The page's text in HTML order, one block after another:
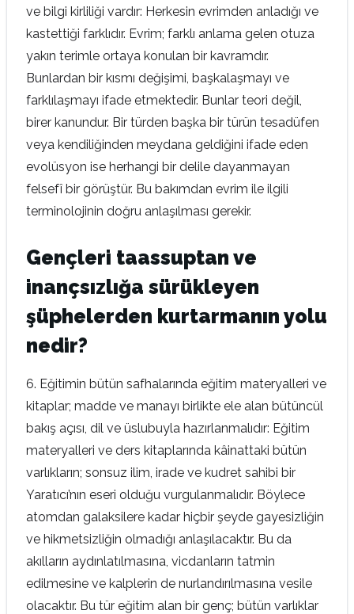
ve bilgi kirliliği vardır: Herkesin evrimden anladığı ve
kastettiği farklıdır. Evrim; farklı anlama gelen otuza
yakın terimle ortaya konulan bir kavramdır.
Bunlardan bir kısmı değişimi, başkalaşmayı ve
farklılaşmayı ifade etmektedir. Bunlar teori değil,
birer kanundur. Bir türden başka bir türün tesadüfen
veya kendiliğinden meydana geldiğini ifade eden
evolüsyon ise herhangi bir delile dayanmayan
felsefî bir görüştür. Bu bakımdan evrim ile ilgili
terminolojinin doğru anlaşılması gerekir.
Gençleri taassuptan ve
inançsızlığa sürükleyen
şüphelerden kurtarmanın yolu
nedir?
6. Eğitimin bütün safhalarında eğitim materyalleri ve
kitaplar; madde ve manayı birlikte ele alan bütüncül
bakış açısı, dil ve üslubuyla hazırlanmalıdır: Eğitim
materyalleri ve ders kitaplarında kâinattaki bütün
varlıkların; sonsuz ilim, irade ve kudret sahibi bir
Yaratıcı’nın eseri olduğu vurgulanmalıdır. Böylece
atomdan galaksilere kadar hiçbir şeyde gayesizliğin
ve hikmetsizliğin olmadığı anlaşılacaktır. Bu da
akılların aydınlatılmasına, vicdanların tatmin
edilmesine ve kalplerin de nurlandırılmasına vesile
olacaktır. Bu tür eğitim alan bir genç; bütün varlıklar